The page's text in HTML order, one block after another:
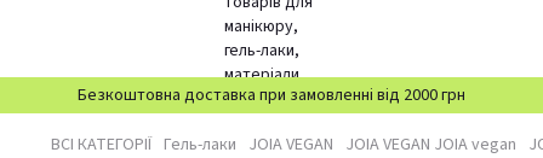
Безкоштовна доставка при замовленні від 2000 грн
ВСІ КАТЕГОРІЇ Гель-лаки JOIA VEGAN JOIA VEGAN JOIA vegan